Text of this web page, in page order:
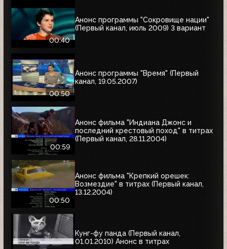
00:40
Анонс программы "Сокровище нации"
(Первый канал, июль 2009) 3 вариант
00:50
Анонс программы "Время" (Первый
канал, 19.05.2007)
00:59
Анонс фильма "Индиана Джонс и
последний крестовый поход" в титрах
(Первый канал, 28.11.2004)
00:50
Анонс фильма "Крепкий орешек:
Возмездие" в титрах (Первый канал,
13.12.2004)
Кунг-фу панда (Первый канал,
01.01.2010) Анонс в титрах